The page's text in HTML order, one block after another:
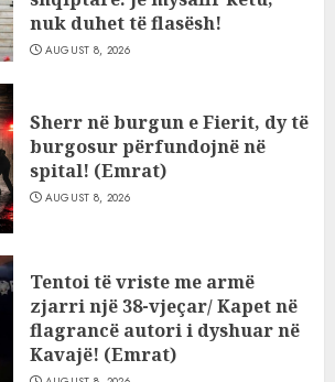
nuk duhet të flasësh!
AUGUST 8, 2026
Sherr në burgun e Fierit, dy të
burgosur përfundojnë në
spital! (Emrat)
AUGUST 8, 2026
Tentoi të vriste me armë
zjarri një 38-vjeçar/ Kapet në
flagrancë autori i dyshuar në
Kavajë! (Emrat)